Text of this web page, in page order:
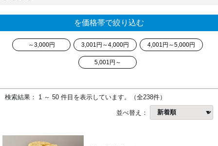
を価格帯で絞り込む
～3,000円 3,001円～4,000円 4,001円～5,000円
5,001円～
検索結果： 1 ～ 50 件目を表示しています。（全238件）
並べ替え：